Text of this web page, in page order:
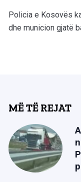
Policia e Kosovës
dhe municion gjatë
MË TË REJAT